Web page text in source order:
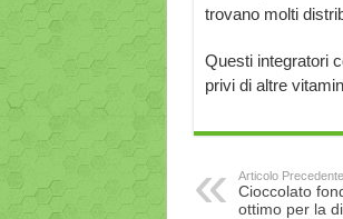
trovano molti
Questi integratori
privi di altre
Articolo Precedente
Cioccolato
ottimo per la